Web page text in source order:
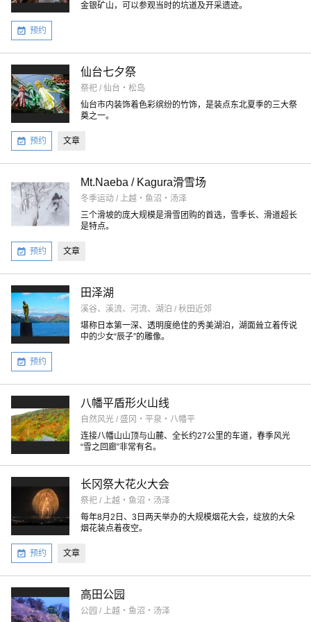
金银矿山，可以参观当时的坑道及开采遗迹。
预约
仙台七夕祭
祭祀 / 仙台・松岛
仙台市内装饰着色彩缤纷的竹饰，是装点东北夏季的三大祭
奠之一。
预约 文章
Mt.Naeba / Kagura滑雪场
冬季运动 / 上越・鱼沼・汤泽
三个滑坡的庞大规模是滑雪团购的首选，雪季长、滑道超长
是特点。
预约 文章
田泽湖
溪谷、溪流、河流、湖泊 / 秋田近郊
堪称日本第一深、透明度绝佳的秀美湖泊，湖面耸立着传说
中的少女“辰子”的雕像。
预约
八幡平盾形火山线
自然风光 / 盛冈・平泉・八幡平
连接八幡山山顶与山麓、全长约27公里的车道，春季风光
“雪之回廊”非常有名。
长冈祭大花火大会
祭祀 / 上越・鱼沼・汤泽
每年8月2日、3日两天举办的大规模烟花大会，绽放的大朵
烟花装点着夜空。
预约 文章
高田公园
公园 / 上越・鱼沼・汤泽